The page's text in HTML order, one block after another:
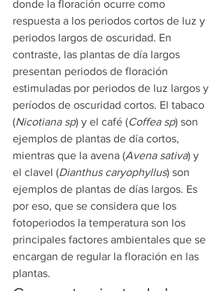
donde la floración ocurre como
respuesta a los periodos cortos de luz y
periodos largos de oscuridad. En
contraste, las plantas de día largos
presentan periodos de floración
estimuladas por periodos de luz largos y
períodos de oscuridad cortos. El tabaco
(Nicotiana sp) y el café (Coffea sp) son
ejemplos de plantas de día cortos,
mientras que la avena (Avena sativa) y
el clavel (Dianthus caryophyllus) son
ejemplos de plantas de días largos. Es
por eso, que se considera que los
fotoperiodos la temperatura son los
principales factores ambientales que se
encargan de regular la floración en las
plantas.